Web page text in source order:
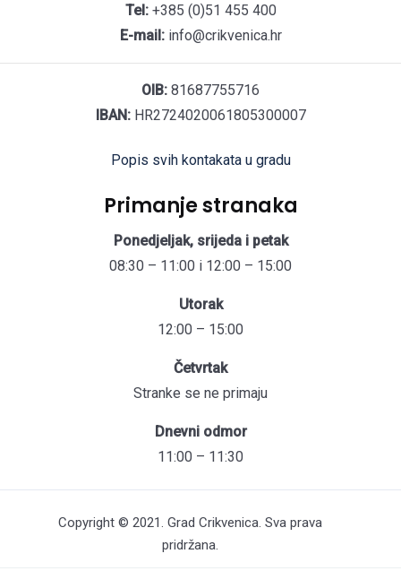
Tel:+385 (0)51 455 400
E-mail:info@crikvenica.hr
OIB: 81687755716
IBAN:HR2724020061805300007
Popis svih kontakata u gradu
Primanje stranaka
Ponedjeljak, srijeda i petak
08:30 – 11:00 i 12:00 – 15:00
Utorak
12:00 – 15:00
Četvrtak
Stranke se ne primaju
Dnevni odmor
11:00 – 11:30
Copyright © 2021. Grad Crikvenica. Sva prava
pridržana.